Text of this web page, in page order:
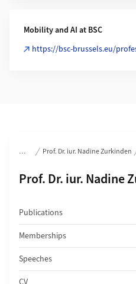
Mobility and AI at BSC
https://bsc-brussels.eu/
Prof. Dr. iur. Nadine Zurkinden
Subpages of
Prof. Dr. iur. Nadine
Publications
Memberships
Speeches